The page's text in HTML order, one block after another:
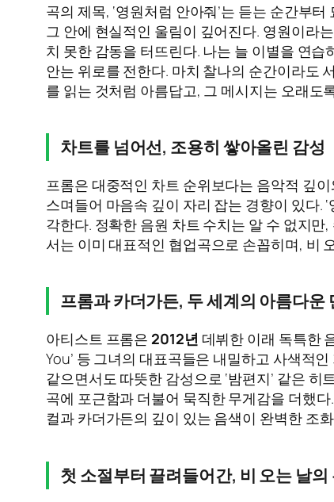
곡의 제목, ‘영원처럼 안아줘’는 듣는 순간부
그 안에 현실적인 울림이 깊어진다. 영원이라
치 못한 감동을 터뜨린다. 나는 늘 이별을 연
안는 위로를 전한다. 마치 찰나의 순간이라도
를 읽는 것처럼 아름답고, 그 메시지는 오래도
차트를 넘어선, 조용히 쌓아올린 감성
프롬은 대중적인 차트 순위보다는 음악적 깊
스며들어 마음속 깊이 자리 잡는 경향이 있다.
각한다. 정확한 음원 차트 수치는 알 수 없지
서는 이미 대표적인 협업곡으로 손꼽히며, 비
프롬과 카더가든, 두 세계의 아름다운
아티스트 프롬은 2012년 데뷔한 이래 독특한
You’ 등 그녀의 대표곡들은 내밀하고 사색적
같으면서도 따뜻한 감성으로 ‘밤편지’ 같은
곡에 포근함과 더불어 묵직한 무게감을 더했
컬과 카더가든의 깊이 있는 음색이 완벽한 조
첫 소절부터 끌려들어간, 비 오는 날의